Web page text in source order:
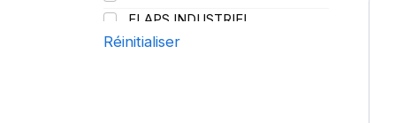
SPEEDWAYS (64)
STICA (3)
FLAPS INDUSTRIEL
FLAPS POIDS LOURD
Réinitialiser